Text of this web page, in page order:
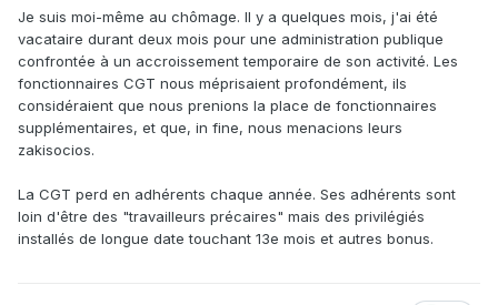
Je suis moi-même au chômage. Il y a quelques mois, j'ai été
vacataire durant deux mois pour une administration publique
confrontée à un accroissement temporaire de son activité. Les
fonctionnaires CGT nous méprisaient profondément, ils
considéraient que nous prenions la place de fonctionnaires
supplémentaires, et que, in fine, nous menacions leurs
zakisocios.
La CGT perd en adhérents chaque année. Ses adhérents sont
loin d'être des "travailleurs précaires" mais des privilégiés
installés de longue date touchant 13e mois et autres bonus.